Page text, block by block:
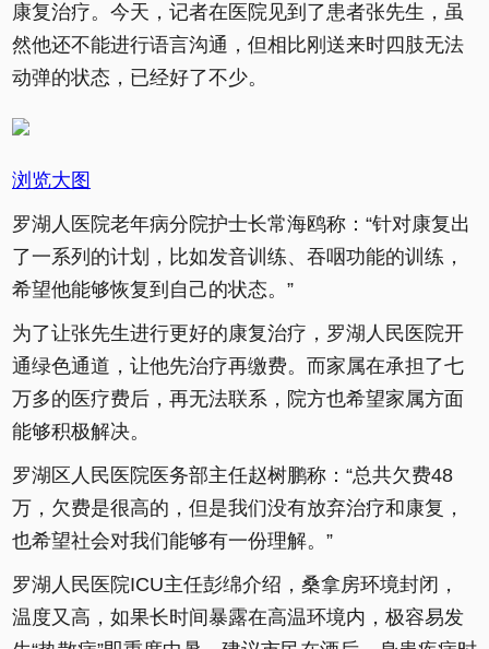
康复治疗。今天，记者在医院见到了患者张先生，虽
然他还不能进行语言沟通，但相比刚送来时四肢无法
动弹的状态，已经好了不少。
浏览大图
罗湖人医院老年病分院护士长常海鸥称：“针对康复出
了一系列的计划，比如发音训练、吞咽功能的训练，
希望他能够恢复到自己的状态。”
为了让张先生进行更好的康复治疗，罗湖人民医院开
通绿色通道，让他先治疗再缴费。而家属在承担了七
万多的医疗费后，再无法联系，院方也希望家属方面
能够积极解决。
罗湖区人民医院医务部主任赵树鹏称：“总共欠费48
万，欠费是很高的，但是我们没有放弃治疗和康复，
也希望社会对我们能够有一份理解。”
罗湖人民医院ICU主任彭绵介绍，桑拿房环境封闭，
温度又高，如果长时间暴露在高温环境内，极容易发